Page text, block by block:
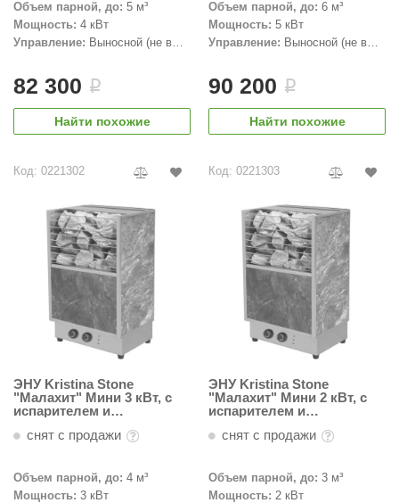
Объем парной, до: 5 м³
Мощность: 4 кВт
Управление: Выносной (не в
82 300 i
Найти похожие
Объем парной, до: 6 м³
Мощность: 5 кВт
Управление: Выносной (не в
90 200 i
Найти похожие
Код: 0221302
ЭНУ Kristina Stone
"Малахит" Мини 3 кВт, с
испарителем и
снят с продажи
Объем парной, до: 4 м³
Мощность: 3 кВт
Код: 0221303
ЭНУ Kristina Stone
"Малахит" Мини 2 кВт, с
испарителем и
снят с продажи
Объем парной, до: 3 м³
Мощность: 2 кВт